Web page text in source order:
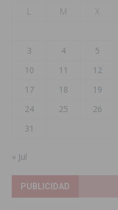
L
M X
3
4 5
10
11 12
17
18 19
24
25 26
31
« Jul
PUBLICIDAD